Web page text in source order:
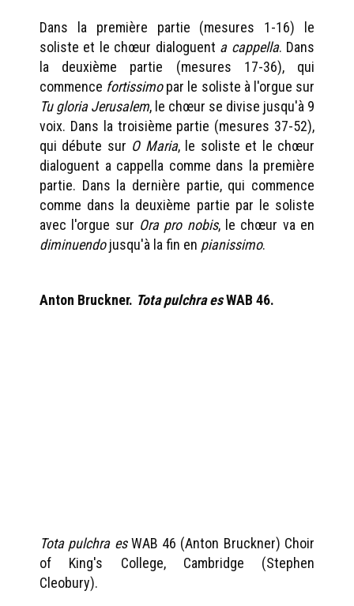
Dans la première partie (mesures 1-16) le
soliste et le chœur dialoguent a cappella. Dans
la deuxième partie (mesures 17-36), qui
commence fortissimopar le soliste à l'orgue sur
Tu gloria Jerusalem, le chœur se divise jusqu'à 9
voix. Dans la troisième partie (mesures 37-52),
qui débute sur O Maria, le soliste et le chœur
dialoguent a cappella comme dans la première
partie. Dans la dernière partie, qui commence
comme dans la deuxième partie par le soliste
avec l'orgue sur Ora pro nobis, le chœur va en
diminuendojusqu'à la fin en pianissimo.
Anton Bruckner. Tota pulchra esWAB 46.
Tota pulchra esWAB 46 (Anton Bruckner) Choir
of King's College, Cambridge (Stephen
Cleobury).